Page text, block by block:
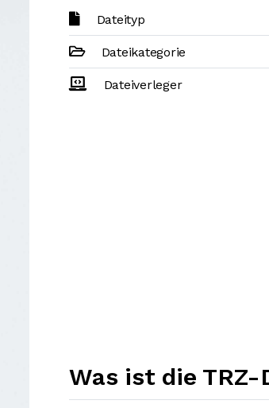
Dateityp
Dateikategorie
Dateiverleger
Was ist die TRZ-